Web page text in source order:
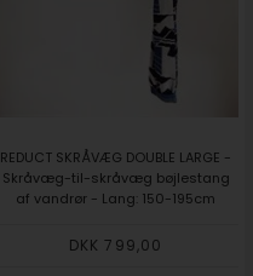
REDUCT SKRÅVÆG DOUBLE LARGE -
Skråvæg-til-skråvæg bøjlestang
af vandrør - Lang: 150-195cm
DKK 799,00